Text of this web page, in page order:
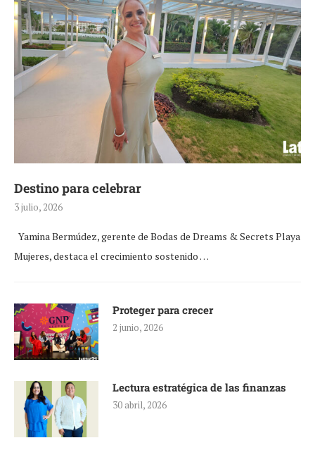
Destino para celebrar
3 julio, 2026
Yamina Bermúdez, gerente de Bodas de Dreams & Secrets Playa
Mujeres, destaca el crecimiento sostenido …
Proteger para crecer
2 junio, 2026
Lectura estratégica de las finanzas
30 abril, 2026